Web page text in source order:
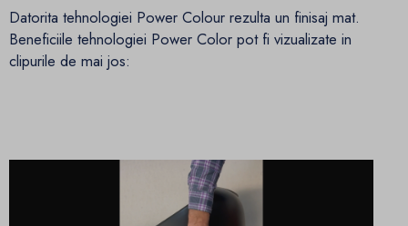
Datorita tehnologiei Power Colour rezulta un finisaj mat.
Beneficiile tehnologiei Power Color pot fi vizualizate in
clipurile de mai jos: